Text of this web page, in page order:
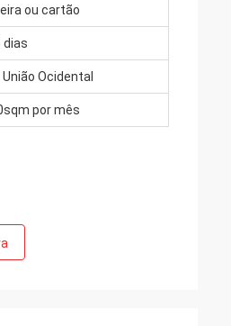
ou cartão
dias
Ocidental
por mês